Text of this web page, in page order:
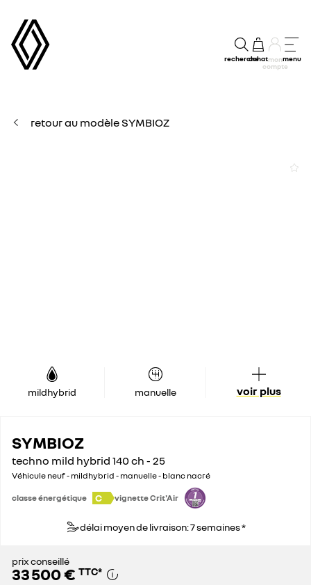
rechercheachatmon
compte
menu
retour au modèle SYMBIOZ
mildhybrid manuelle voir plus
SYMBIOZ
techno mild hybrid 140 ch - 25
Véhicule neuf - mildhybrid - manuelle - blanc nacré
classe énergétique C vignette Crit'Air
délai moyen de livraison: 7 semaines *
prix conseillé
33 500 € TTC*